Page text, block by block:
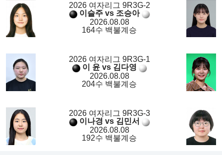
2026 여자리그 9R3G-2
이슬주 vs 조승아
2026.08.08
164수 백불계승
2026 여자리그 9R3G-1
이 윤 vs 김다영
2026.08.08
204수 백불계승
2026 여자리그 9R3G-3
이나경 vs 김민서
2026.08.08
192수 백불계승